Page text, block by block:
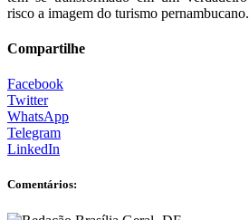
risco a imagem do turismo pernambucano.
Compartilhe
Facebook
Twitter
WhatsApp
Telegram
LinkedIn
Comentários: